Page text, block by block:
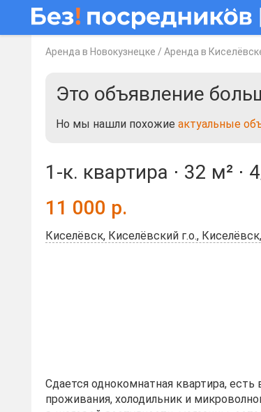
Аренда в Новокузнецке / Аренда в
Это объявление
Но мы нашли похожие актуальные
1-к. квартира ⋅ 32 м² ⋅
11 000 р.
Киселёвск, Киселёвский г.о.,
Сдается однокомнатная квартира,
проживания, холодильник и